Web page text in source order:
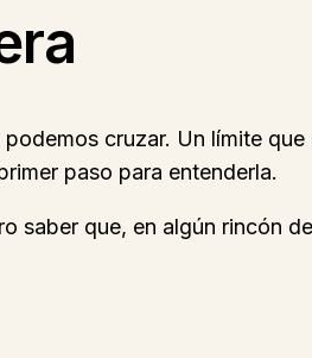
cruzar. Un límite
paso para entenderla.
saber que, en algún rincón